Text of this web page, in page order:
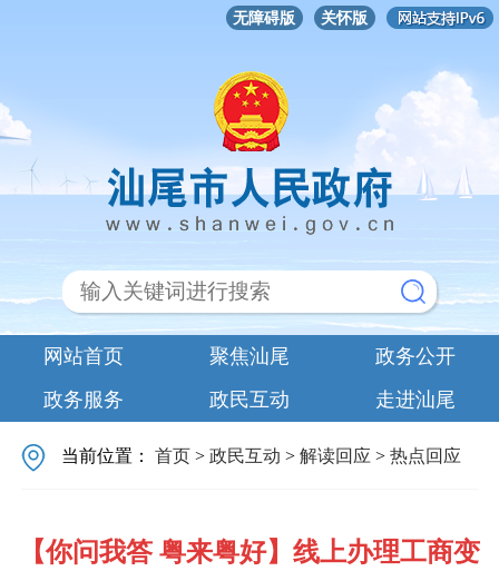
无障碍版 关怀版
网站首页 聚焦汕尾
政务公开
政务服务
政民互动 走进汕尾
当前位置：首页 >政民互动 >解读回应 >热点回应
【你问我答 粤来粤好】线上办理工商变